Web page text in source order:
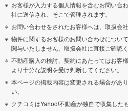
お客様が入力する個人情報を含むお問い合
社に送信され、そこで管理されます。
お問い合わせをされたお客様へは、取扱会
物件に関するお客様のお問い合わせについ
関与いたしません。取扱会社に直接ご確認く
不動産購入の検討、契約にあたってはお客
より十分な説明を受け判断してください。
本ページの掲載内容は変更される場合があ
い。
クチコミはYahoo!不動産が独自で収集した